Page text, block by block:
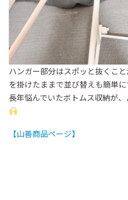
ハンガー部分はスポッと抜くこ
を掛けたままで並び替えも簡単に
長年悩んでいたボトムス収納が
【山善商品ページ】